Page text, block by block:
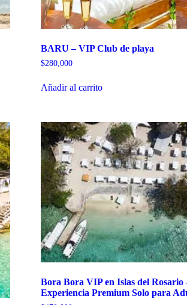
BARU – VIP Club de playa
$280,000
Añadir al carrito
Bora Bora VIP en Islas del Rosario
Experiencia Premium Solo para